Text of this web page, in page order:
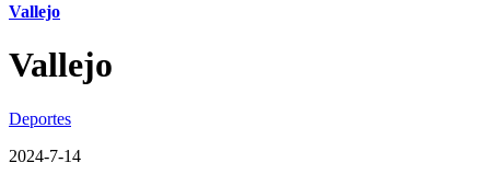
Vallejo
Vallejo
Deportes
2024-7-14